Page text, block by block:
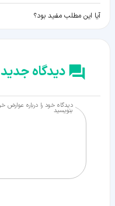
آیا این مطلب مفید بود؟
دیدگاه جدید
بنویسید